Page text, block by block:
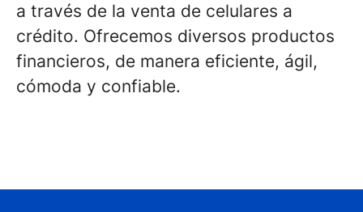
a través de la venta de celulares a
crédito. Ofrecemos diversos productos
financieros, de manera eficiente, ágil,
cómoda y confiable.